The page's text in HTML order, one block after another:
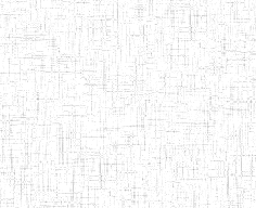
Page 13 sur 13 Total: 307
01/08/1997 ENIEG Public